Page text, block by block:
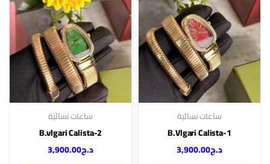
ساعات نسائية
B.Vlgari Calista-1
د.ج3,900.00
ساعات نسائية
B.vlgari Calista-2
د.ج3,900.00